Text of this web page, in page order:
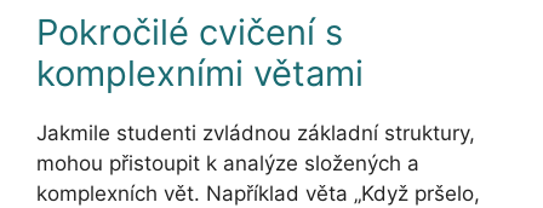
Pokročilé cvičení s
komplexními větami
Jakmile studenti zvládnou základní struktury,
mohou přistoupit k analýze složených a
komplexních vět. Například věta „Když pršelo,